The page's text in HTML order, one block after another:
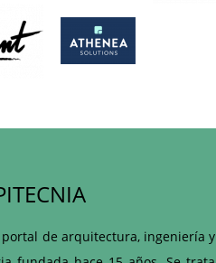
de arquitectura, ingeniería y